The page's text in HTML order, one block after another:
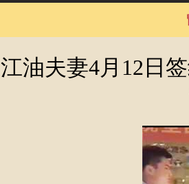
江油夫妻4月12日